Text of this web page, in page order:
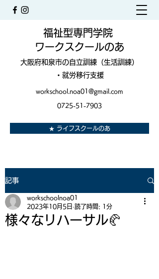
福祉型専門学院
ワークスクールのあ
大阪府和泉市の自立訓練（生活訓練）
・就労移行支援
workschool.noa01@gmail.com
0725-51-7903
★ ライフスクールのあ
記事
様々なリハーサル🥐
workschoolnoa01
2023年10月5日 読了時間: 1分